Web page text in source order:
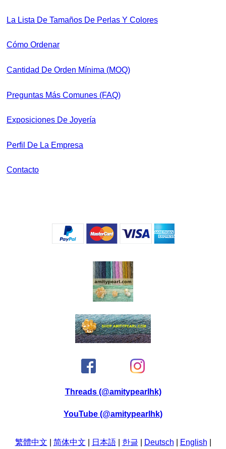
La Lista De Tamaños De Perlas Y Colores
Cómo Ordenar
Cantidad De Orden Mínima (MOQ)
Preguntas Más Comunes (FAQ)
Exposiciones De Joyería
Perfil De La Empresa
Contacto
Threads (@amitypearlhk)
YouTube (@amitypearlhk)
繁體中文 简体中文 日本語| 한글 Deutsch English